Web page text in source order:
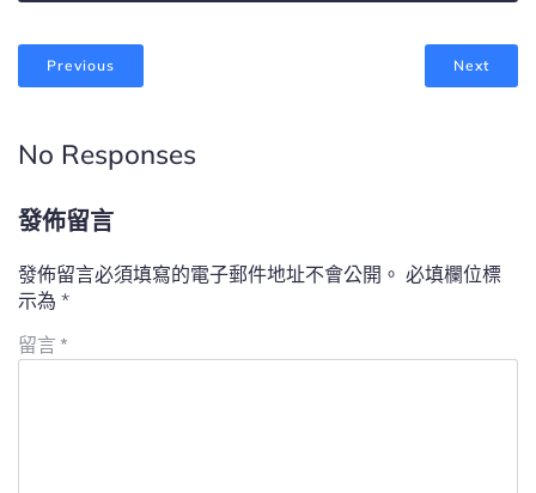
Previous Next
No Responses
發佈留言
發佈留言必須填寫的電子郵件地址不會公開。 必填欄位標
示為 *
留言 *